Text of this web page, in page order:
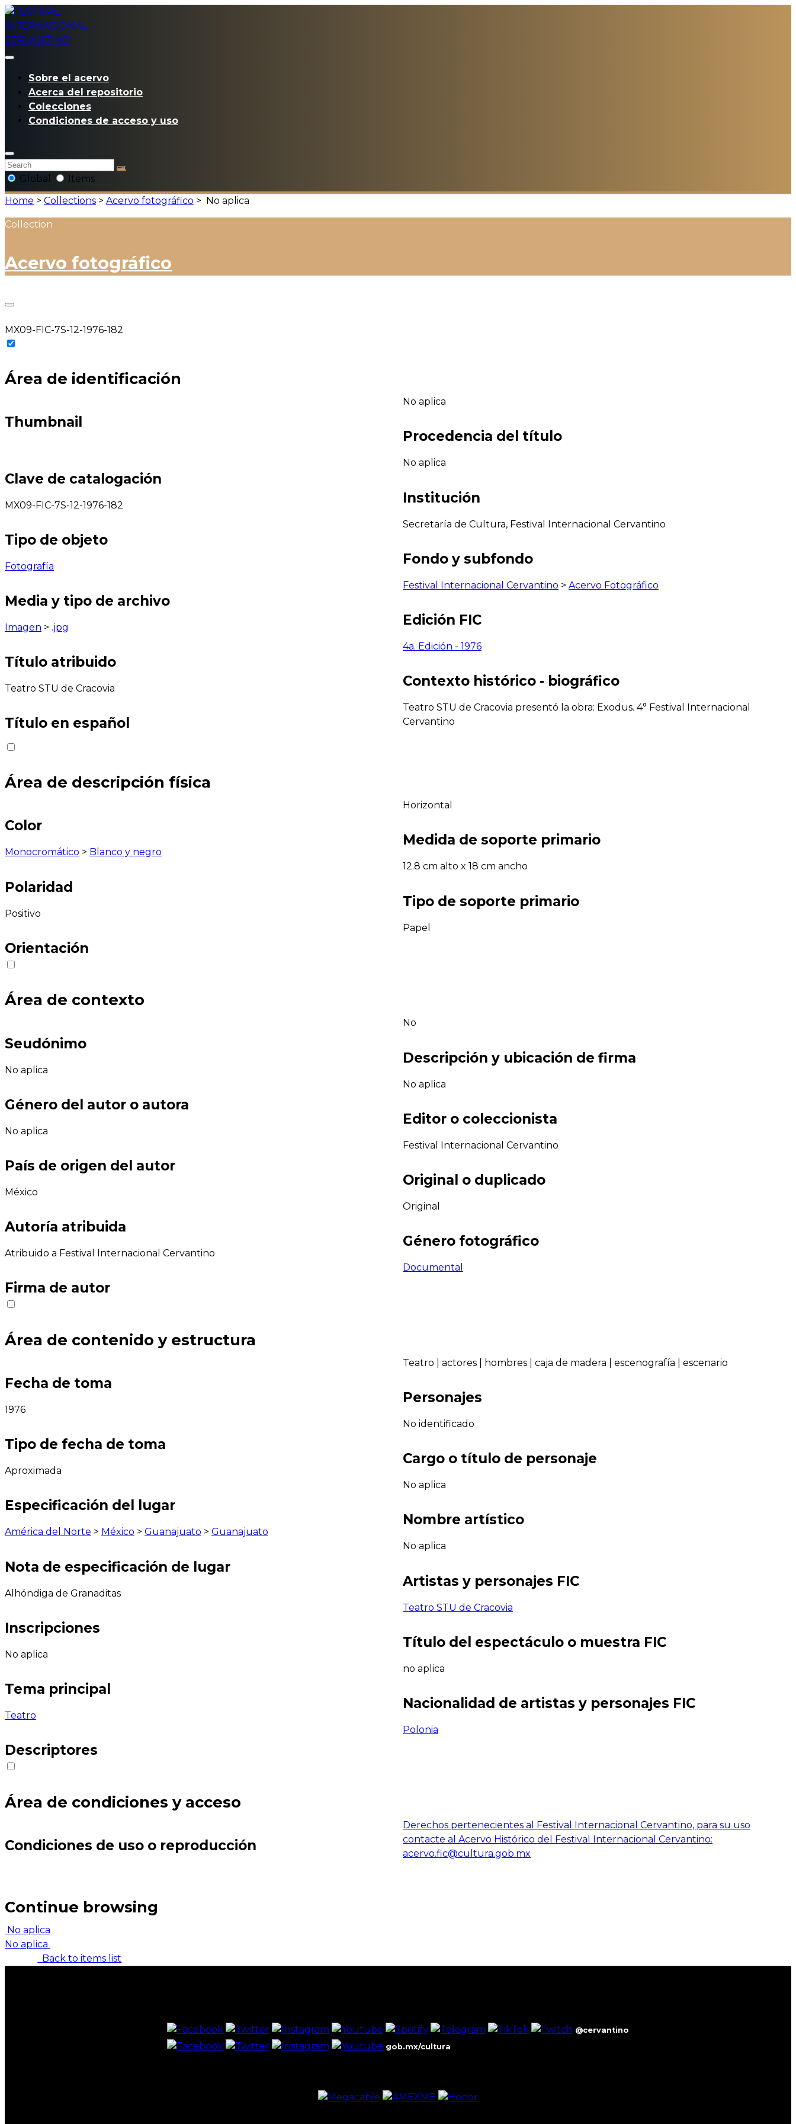
Sobre el acervo
Acerca del repositorio
Colecciones
Condiciones de acceso y uso
Global
Items
Home > Collections > Acervo fotográfico > No aplica
Collection
Acervo fotográfico
MX09-FIC-7S-12-1976-182
Área de identificación
Thumbnail
Clave de catalogación
MX09-FIC-7S-12-1976-182
Tipo de objeto
Fotografía
Media y tipo de archivo
Imagen > .jpg
Título atribuido
Teatro STU de Cracovia
Título en español
No aplica
Procedencia del título
No aplica
Institución
Secretaría de Cultura, Festival Internacional Cervantino
Fondo y subfondo
Festival Internacional Cervantino > Acervo Fotográfico
Edición FIC
4a. Edición - 1976
Contexto histórico - biográfico
Teatro STU de Cracovia presentó la obra: Exodus. 4° Festival Internacional
Cervantino
Área de descripción física
Color
Monocromático > Blanco y negro
Polaridad
Positivo
Orientación
Horizontal
Medida de soporte primario
12.8 cm alto x 18 cm ancho
Tipo de soporte primario
Papel
Área de contexto
Seudónimo
No aplica
Género del autor o autora
No aplica
País de origen del autor
México
Autoría atribuida
Atribuido a Festival Internacional Cervantino
Firma de autor
No
Descripción y ubicación de firma
No aplica
Editor o coleccionista
Festival Internacional Cervantino
Original o duplicado
Original
Género fotográfico
Documental
Área de contenido y estructura
Fecha de toma
1976
Tipo de fecha de toma
Aproximada
Especificación del lugar
América del Norte > México > Guanajuato > Guanajuato
Nota de especificación de lugar
Alhóndiga de Granaditas
Inscripciones
No aplica
Tema principal
Teatro
Descriptores
Teatro actores hombres caja de madera escenografía escenario
Personajes
No identificado
Cargo o título de personaje
No aplica
Nombre artístico
No aplica
Artistas y personajes FIC
Teatro STU de Cracovia
Título del espectáculo o muestra FIC
no aplica
Nacionalidad de artistas y personajes FIC
Polonia
Área de condiciones y acceso
Condiciones de uso o reproducción
Derechos pertenecientes al Festival Internacional Cervantino, para su uso
contacte al Acervo Histórico del Festival Internacional Cervantino:
acervo.fic@cultura.gob.mx
Continue browsing
No aplica
No aplica
Back to items list
@cervantino
gob.mx/cultura